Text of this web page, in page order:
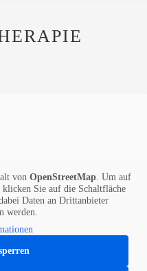
von OpenStreetMap. Um auf
Sie auf die Schaltfläche
Daten an Drittanbieter
werden.